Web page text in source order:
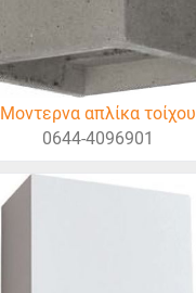
Μοντερνα απλίκα τοίχου
0644-4096901